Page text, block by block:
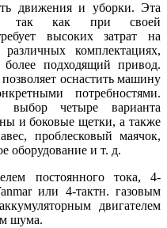
движения и уборки. Эта
так как при своей
высоких затрат на
комплектациях,
подходящий привод.
оснастить машину
потребностями.
выбор четыре варианта
и боковые щетки, а также
проблесковый маячок,
оборудование и т. д.
постоянного тока, 4-
или 4-тактн. газовым
двигателем
шума.